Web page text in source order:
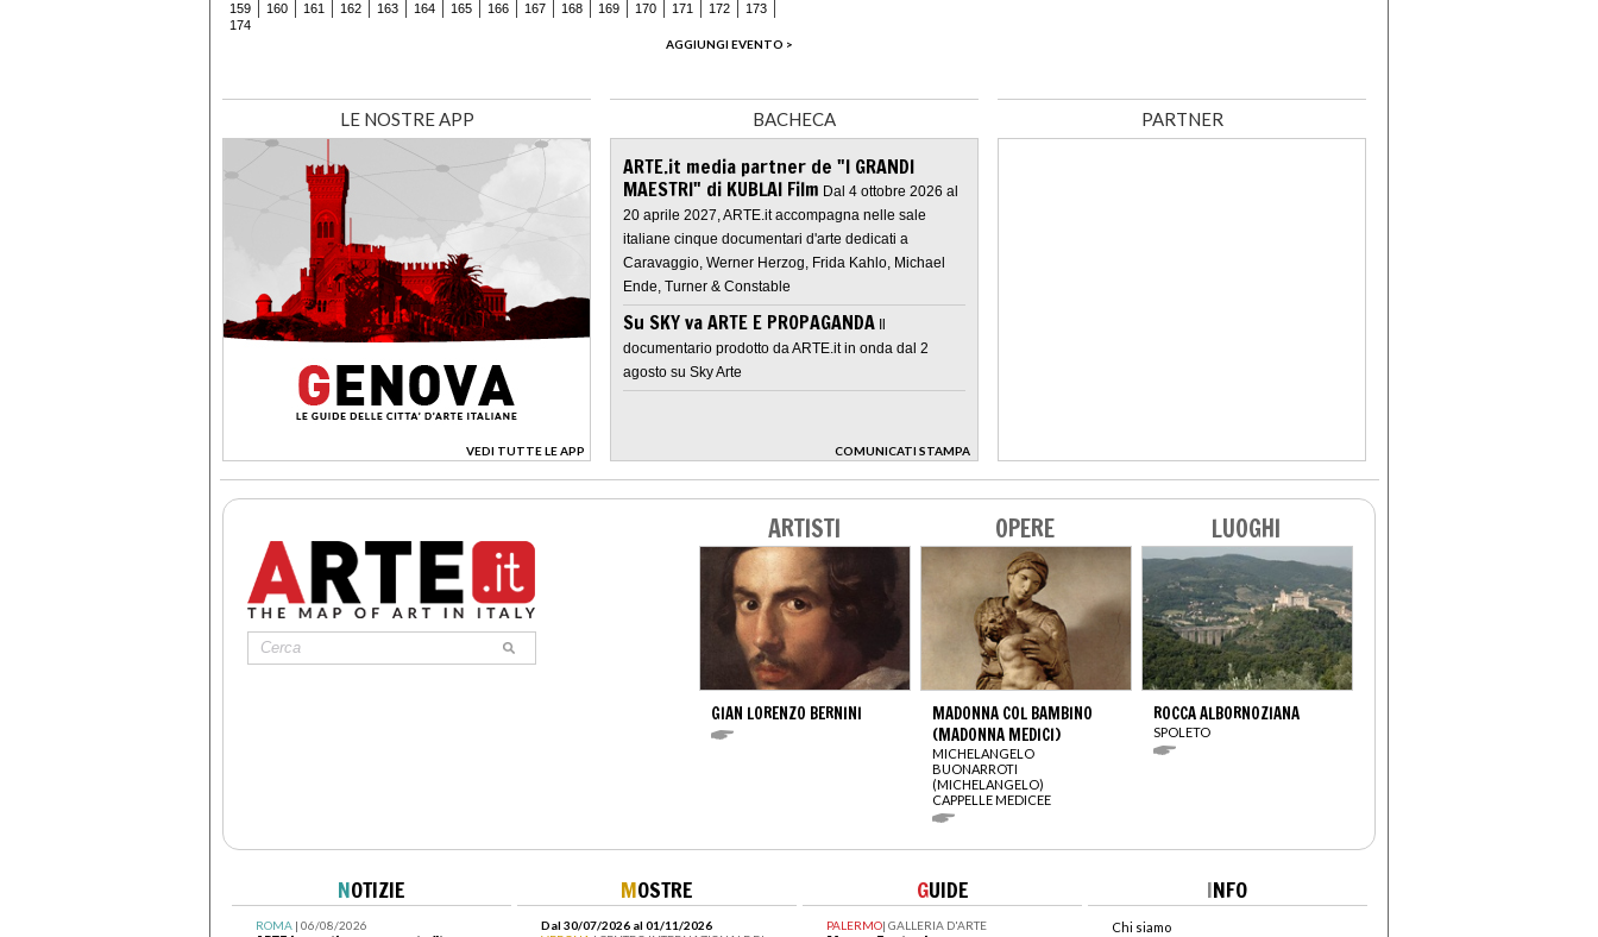
159
160 161 162 163 164 165 166 167 168 169 170 171 172
173
174
AGGIUNGI EVENTO >
LE NOSTRE APP
VEDI TUTTE LE APP
>
BACHECA
ARTE.it media partner de "I GRANDI
MAESTRI" di KUBLAI Film Dal 4 ottobre 2026 al
20 aprile 2027, ARTE.it accompagna nelle sale
italiane cinque documentari d'arte dedicati a
Caravaggio, Werner Herzog, Frida Kahlo, Michael
Ende, Turner & Constable
Su SKY va ARTE E PROPAGANDA Il
documentario prodotto da ARTE.it in onda dal 2
agosto su Sky Arte
COMUNICATI STAMPA
>
PARTNER
ARTISTI
GIAN LORENZO BERNINI
OPERE
MADONNA COL BAMBINO
(MADONNA MEDICI)
MICHELANGELO
BUONARROTI
(MICHELANGELO)
CAPPELLE MEDICEE
LUOGHI
ROCCA ALBORNOZIANA
SPOLETO
NOTIZIE
ROMA| 06/08/2026
MOSTRE
Dal 30/07/2026 al 01/11/2026
GUIDE
PALERMO| GALLERIA D'ARTE
INFO
Chi siamo